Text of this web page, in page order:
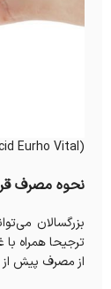
(Iodine And Folic Acid Eurho Vital
نحوه مصرف
بزرگسالان
ترجیحا همراه
از مصرف پیش از